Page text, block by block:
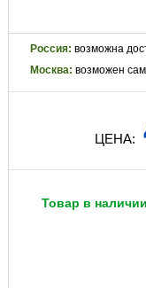
Россия: возможна
Москва: возможен
ЦЕНА:
Товар в